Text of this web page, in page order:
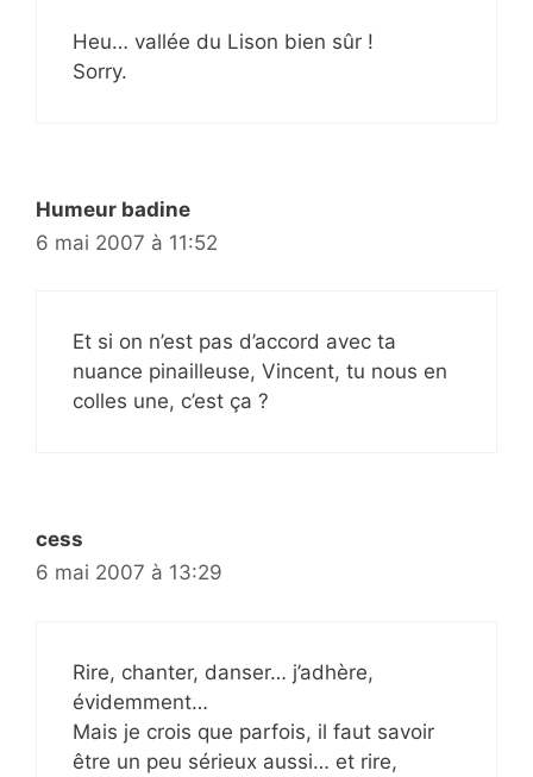
Heu… vallée du Lison bien sûr !
Sorry.
Humeur badine
6 mai 2007 à 11:52
Et si on n’est pas d’accord avec ta
nuance pinailleuse, Vincent, tu nous en
colles une, c’est ça ?
cess
6 mai 2007 à 13:29
Rire, chanter, danser… j’adhère,
évidemment…
Mais je crois que parfois, il faut savoir
être un peu sérieux aussi… et rire,